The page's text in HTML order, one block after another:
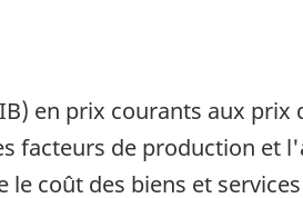
en prix courants aux prix
facteurs de production et
coût des biens et